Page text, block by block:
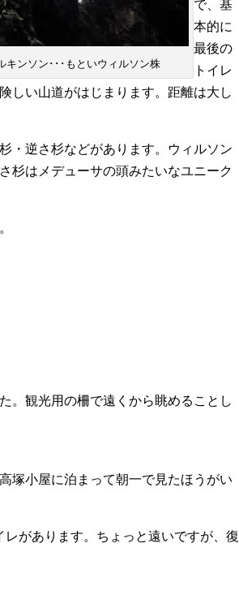
キンソン･･･もといウィルソン株
で、基
本的に
最後の
トイレ
しい山道がはじまります。距離は大し
・逆さ杉などがあります。ウィルソン
杉はメデューサの頭みたいなユニーク
。観光用の柵で遠くから眺めることし
塚小屋に泊まって朝一で見たほうがい
があります。ちょっと遠いですが、復